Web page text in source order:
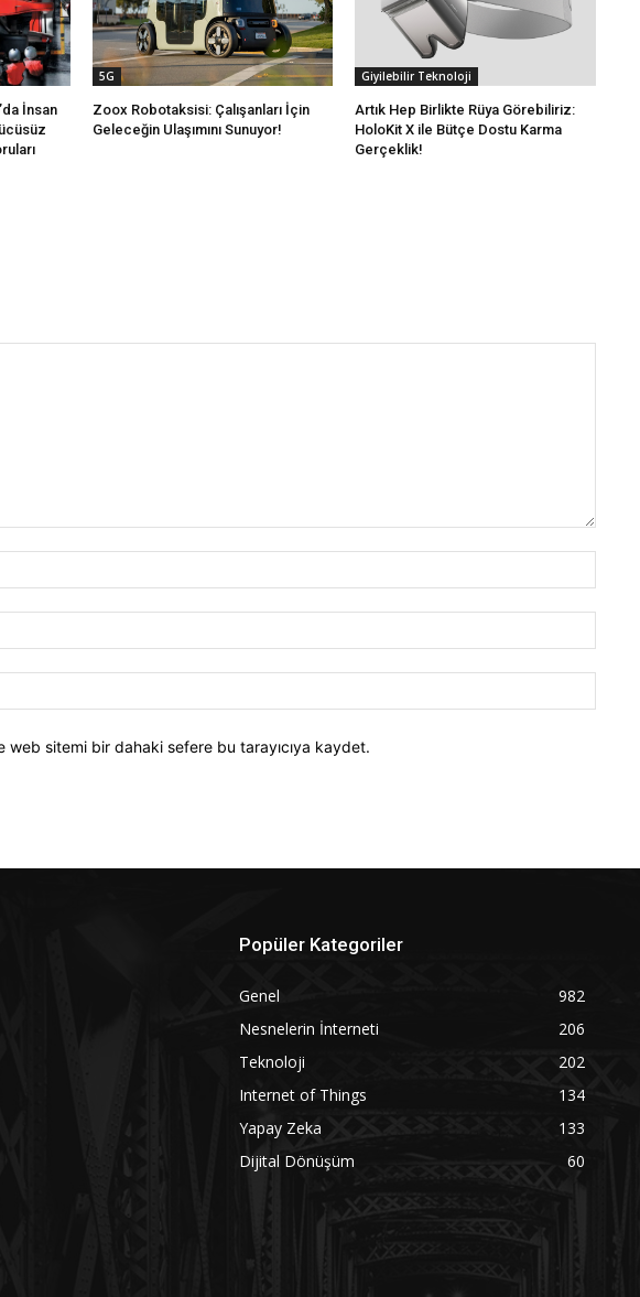
İnsan
5G
Zoox Robotaksisi: Çalışanları İçin
Geleceğin Ulaşımını Sunuyor!
Giyilebilir Teknoloji
Artık Hep Birlikte Rüya Görebiliriz:
HoloKit X ile Bütçe Dostu Karma
Gerçeklik!
Posta:*
web sitemi bir dahaki sefere bu tarayıcıya kaydet.
Popüler Kategoriler
Genel
982
Nesnelerin İnterneti
206
Teknoloji
202
Internet of Things
134
Yapay Zeka
133
Dijital Dönüşüm
60